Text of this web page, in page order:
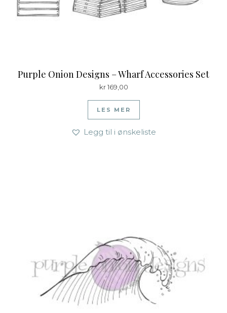
Purple Onion Designs – Wharf Accessories Set
kr169,00
LES MER
Legg til i ønskeliste